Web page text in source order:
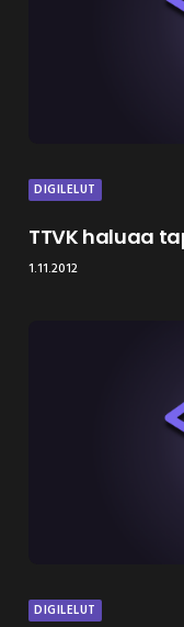
DIGILELUT
TTVK haluaa
1.11.2012
DIGILELUT